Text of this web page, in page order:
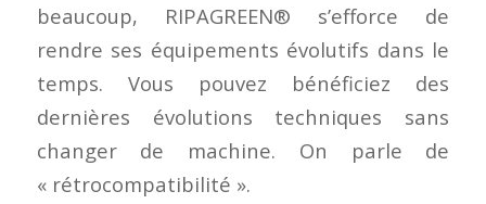
beaucoup, RIPAGREEN® s’efforce de
rendre ses équipements évolutifs dans le
temps. Vous pouvez bénéficiez des
dernières évolutions techniques sans
changer de machine. On parle de
« rétrocompatibilité ».